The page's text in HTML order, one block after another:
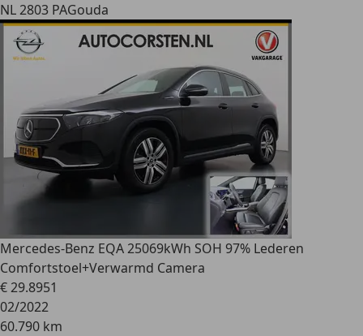
NL 2803 PAGouda
Mercedes-Benz EQA 25069kWh SOH 97% Lederen
Comfortstoel+Verwarmd Camera
€ 29.8951
02/2022
60.790 km